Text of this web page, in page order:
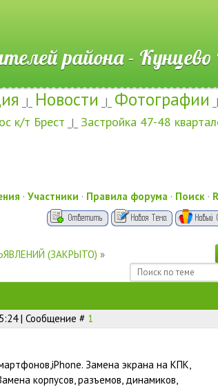
района -
_|_ Новости _|_ Фотографии
к/т Брест _|_ Застройка 47-48
· Участники · Правила форума · Поиск ·
(ЗАКРЫТО) »
| Сообщение # 1
Замена экрана на КПК,
корпусов, разъемов, динамиков,